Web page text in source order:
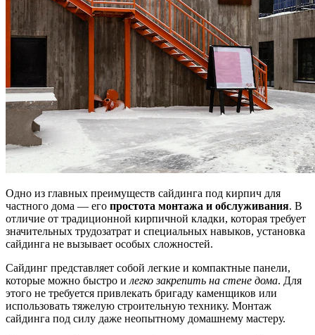
Одно из главных преимуществ сайдинга под кирпич для
частного дома — его простота монтажа и обслуживания. В
отличие от традиционной кирпичной кладки, которая требует
значительных трудозатрат и специальных навыков, установка
сайдинга не вызывает особых сложностей.
Сайдинг представляет собой легкие и компактные панели,
которые можно быстро и легко закрепить на стене дома. Для
этого не требуется привлекать бригаду каменщиков или
использовать тяжелую строительную технику. Монтаж
сайдинга под силу даже неопытному домашнему мастеру.